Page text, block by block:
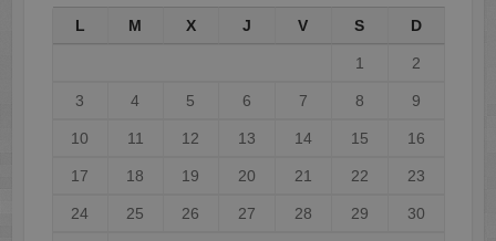
L M X J V S D
1 2
3 4 5 6 7 8 9
10 11 12 13 14 15 16
17 18 19 20 21 22 23
24 25 26 27 28 29 30